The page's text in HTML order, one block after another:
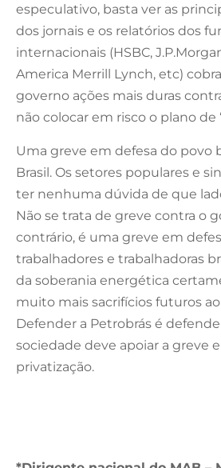
especulativo, basta ver as
dos jornais e os relatórios dos
internacionais (HSBC,
America Merrill Lynch, etc)
governo ações mais duras
não colocar em risco o plano
Uma greve em defesa do povo
Brasil. Os setores populares e
ter nenhuma dúvida de que
Não se trata de greve contra o
contrário, é uma greve em
trabalhadores e trabalhadoras
da soberania energética
muito mais sacrifícios futuros
Defender a Petrobrás é
sociedade deve apoiar a greve
privatização.